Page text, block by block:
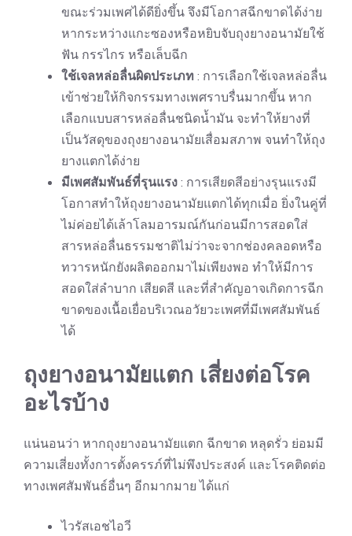
ขณะร่วมเพศได้ดียิ่งขึ้น จึงมีโอกาสฉีกขาดได้ง่าย
หากระหว่างแกะซองหรือหยิบจับถุงยางอนามัยใช้
ฟัน กรรไกร หรือเล็บฉีก
ใช้เจลหล่อลื่นผิดประเภท : การเลือกใช้เจลหล่อลื่น
เข้าช่วยให้กิจกรรมทางเพศราบรื่นมากขึ้น หาก
เลือกแบบสารหล่อลื่นชนิดน้ำมัน จะทำให้ยางที่
เป็นวัสดุของถุงยางอนามัยเสื่อมสภาพ จนทำให้ถุง
ยางแตกได้ง่าย
มีเพศสัมพันธ์ที่รุนแรง : การเสียดสีอย่างรุนแรงมี
โอกาสทำให้ถุงยางอนามัยแตกได้ทุกเมื่อ ยิ่งในคู่ที่
ไม่ค่อยได้เล้าโลมอารมณ์กันก่อนมีการสอดใส่
สารหล่อลื่นธรรมชาติไม่ว่าจะจากช่องคลอดหรือ
ทวารหนักยังผลิตออกมาไม่เพียงพอ ทำให้มีการ
สอดใส่ลำบาก เสียดสี และที่สำคัญอาจเกิดการฉีก
ขาดของเนื้อเยื่อบริเวณอวัยวะเพศที่มีเพศสัมพันธ์
ได้
ถุงยางอนามัยแตก เสี่ยงต่อโรค
อะไรบ้าง
แน่นอนว่า หากถุงยางอนามัยแตก ฉีกขาด หลุดรั่ว ย่อมมี
ความเสี่ยงทั้งการตั้งครรภ์ที่ไม่พึงประสงค์ และโรคติดต่อ
ทางเพศสัมพันธ์อื่นๆ อีกมากมาย ได้แก่
ไวรัสเอชไอวี